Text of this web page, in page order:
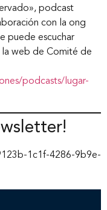
podcast
con la ong
puede escuchar
web de Comité de
podcasts/lugar-
1c1f-4286-9b9e-